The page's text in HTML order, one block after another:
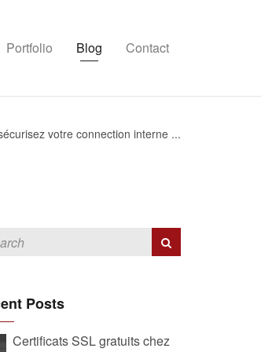
Portfolio Blog Contact
votre connection interne ...
Posts
Certificats SSL gratuits chez